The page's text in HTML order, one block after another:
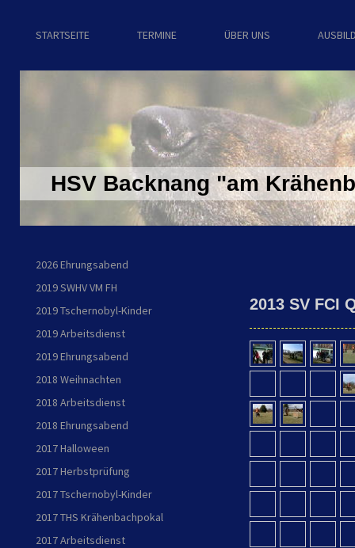
STARTSEITE TERMINE ÜBER UNS
HSV Backnang "am
2026 Ehrungsabend
2019 SWHV VM FH
2019 Tschernobyl-Kinder
2019 Arbeitsdienst
2019 Ehrungsabend
2018 Weihnachten
2018 Arbeitsdienst
2018 Ehrungsabend
2017 Halloween
2017 Herbstprüfung
2017 Tschernobyl-Kinder
2017 THS Krähenbachpokal
2017 Arbeitsdienst
2013 SV FCI